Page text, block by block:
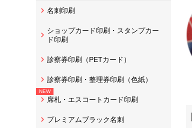
名刺印刷
ショップカード印刷・スタンプカー
ド印刷
診察券印刷（PETカード）
診察券印刷・整理券印刷（色紙）
席札・エスコートカード印刷
プレミアムブラック名刺